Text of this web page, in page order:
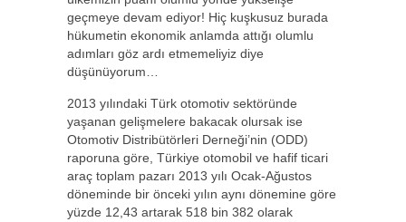
geçmeye devam ediyor! Hiç kuşkusuz burada
hükumetin ekonomik anlamda attığı olumlu
adımları göz ardı etmemeliyiz diye
düşünüyorum…
2013 yılındaki Türk otomotiv sektöründe
yaşanan gelişmelere bakacak olursak ise
Otomotiv Distribütörleri Derneği’nin (ODD)
raporuna göre, Türkiye otomobil ve hafif ticari
araç toplam pazarı 2013 yılı Ocak-Ağustos
döneminde bir önceki yılın aynı dönemine göre
yüzde 12,43 artarak 518 bin 382 olarak